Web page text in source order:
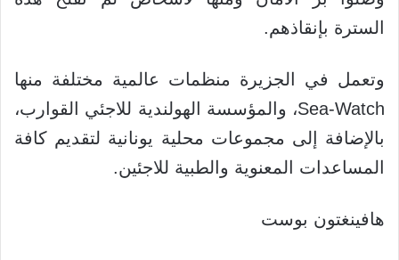
السترة بإنقاذهم.
وتعمل في الجزيرة منظمات عالمية مختلفة منها
Sea-Watch، والمؤسسة الهولندية للاجئي القوارب،
بالإضافة إلى مجموعات محلية يونانية لتقديم كافة
المساعدات المعنوية والطبية للاجئين.
هافينغتون بوست